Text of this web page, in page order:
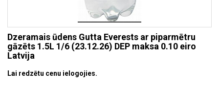
Dzeramais ūdens Gutta Everests ar piparmētru
gāzēts 1.5L 1/6 (23.12.26) DEP maksa 0.10 eiro
Latvija
Lai redzētu cenu ielogojies.